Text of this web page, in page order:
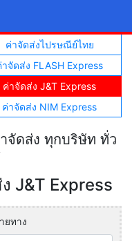
ค่าจัดส่งไปรษณีย์ไทย
าจัดส่ง FLASH Express
ค่าจัดส่ง J&T Express
ค่าจัดส่ง NIM Express
จัดส่ง ทุกบริษัท ทั่ว
J&T Express
ยทาง